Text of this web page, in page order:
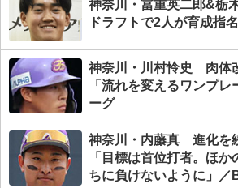
神奈川・冨重英二郎&
ドラフトで2人が育成指
神奈川・川村怜史 肉体
「流れを変えるワンプ
ーグ
神奈川・内藤真 進化を
「目標は首位打者。ほ
ちに負けないように」／